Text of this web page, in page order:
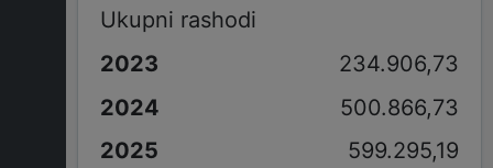
Ukupni rashodi
234.906,73
500.866,73
599.295,19